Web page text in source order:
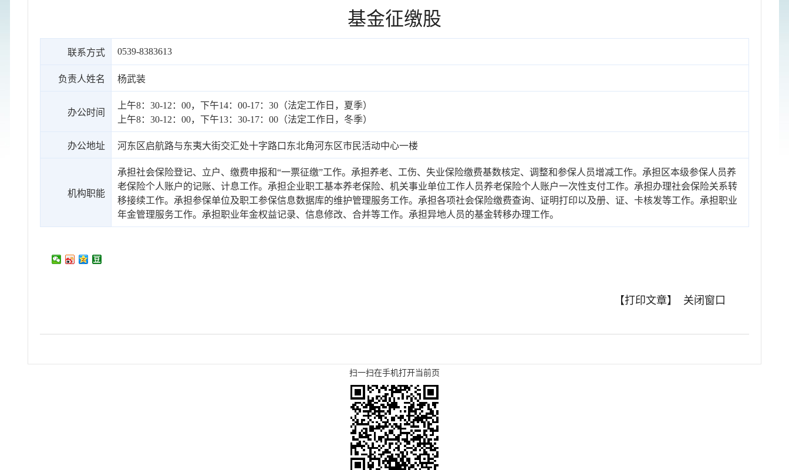
基金征缴股
联系方式 0539-8383613
负责人姓名 杨武装
办公时间
上午8：30-12：00，下午14：00-17：30（法定工作日，夏季）
上午8：30-12：00，下午13：30-17：00（法定工作日，冬季）
办公地址 河东区启航路与东夷大街交汇处十字路口东北角河东区市民活动中心一楼
机构职能
承担社会保险登记、立户、缴费申报和“一票征缴”工作。承担养老、工伤、失业保险缴费基数核定、调整和参保人员增减工作。承担区本级参保人员养
老保险个人账户的记账、计息工作。承担企业职工基本养老保险、机关事业单位工作人员养老保险个人账户一次性支付工作。承担办理社会保险关系转
移接续工作。承担参保单位及职工参保信息数据库的维护管理服务工作。承担各项社会保险缴费查询、证明打印以及册、证、卡核发等工作。承担职业
年金管理服务工作。承担职业年金权益记录、信息修改、合并等工作。承担异地人员的基金转移办理工作。
【打印文章】 关闭窗口
扫一扫在手机打开当前页